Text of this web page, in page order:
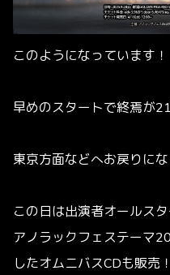
このようになっています！
早めのスタートで終焉が
東京方面などへお戻りに
この日は出演者オールス
アノラックフェステーマ
したオムニバスCDも販売！